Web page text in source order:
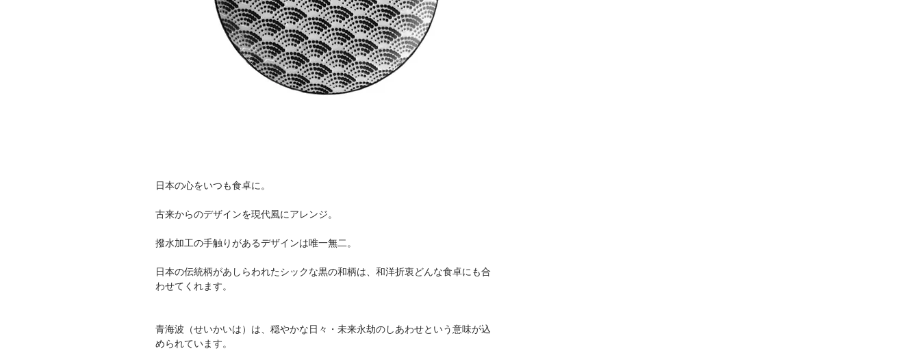
日本の心をいつも食卓に。
古来からのデザインを現代風にアレンジ。
撥水加工の手触りがあるデザインは唯一無二。
日本の伝統柄があしらわれたシックな黒の和柄は、和洋折衷どんな食卓にも合
わせてくれます。
青海波（せいかいは）は、穏やかな日々・未来永劫のしあわせという意味が込
められています。